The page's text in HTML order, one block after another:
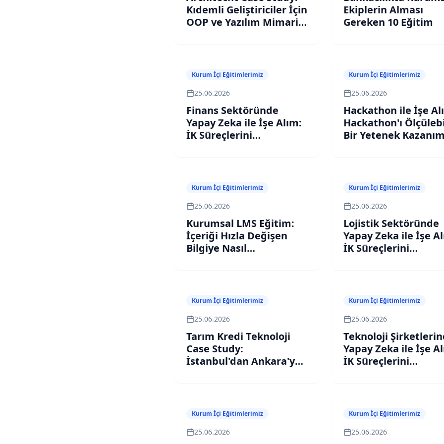
Kıdemli Geliştiriciler İçin
OOP ve Yazılım Mimarisi
Ekiplerin Alması
Gereken 10 Eğitim
Kurum İçi Eğitimlerimiz
25.06.2026
Finans Sektöründe
Yapay Zeka ile İşe Alım:
İK Süreçlerini
Kurum İçi Eğitimlerimiz
25.06.2026
Hackathon ile İşe
Hackathon'ı
Bir Yetenek
Kurum İçi Eğitimlerimiz
25.06.2026
Kurumsal LMS Eğitim:
İçeriği Hızla Değişen
Bilgiye Nasıl
Kurum İçi Eğitimlerimiz
25.06.2026
Lojistik Sektöründe
Yapay Zeka ile İşe
İK Süreçlerini
Kurum İçi Eğitimlerimiz
25.06.2026
Tarım Kredi Teknoloji
Case Study:
İstanbul'dan Ankara'ya
Kurum İçi Eğitimlerimiz
25.06.2026
Teknoloji
Yapay Zeka ile İşe
İK Süreçlerini
Kurum İçi Eğitimlerimiz
25.06.2026
Kurum İçi Eğitimlerimiz
25.06.2026